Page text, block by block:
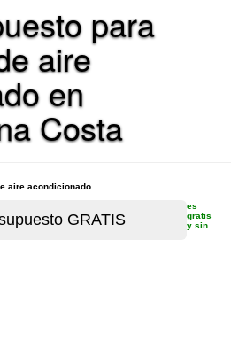
para
aire
en
Costa
aire acondicionado
es
gratis
y sin